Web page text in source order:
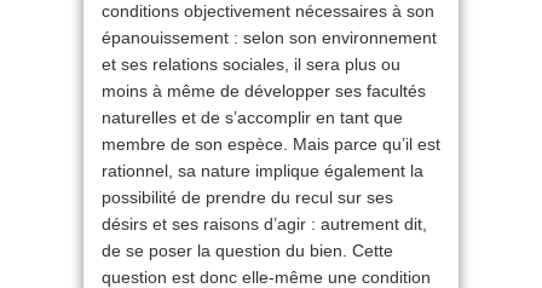
conditions objectivement nécessaires à son
épanouissement : selon son environnement
et ses relations sociales, il sera plus ou
moins à même de développer ses facultés
naturelles et de s’accomplir en tant que
membre de son espèce. Mais parce qu’il est
rationnel, sa nature implique également la
possibilité de prendre du recul sur ses
désirs et ses raisons d’agir : autrement dit,
de se poser la question du bien. Cette
question est donc elle-même une condition